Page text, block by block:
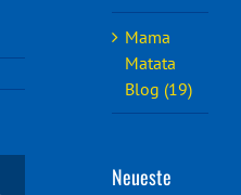
Mama
Matata
Blog (19)
Neueste